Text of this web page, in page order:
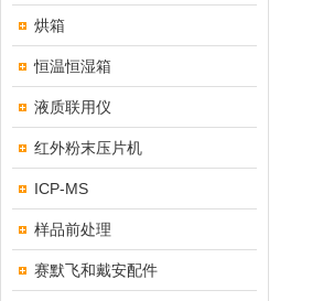
烘箱
恒温恒湿箱
液质联用仪
红外粉末压片机
ICP-MS
样品前处理
赛默飞和戴安配件